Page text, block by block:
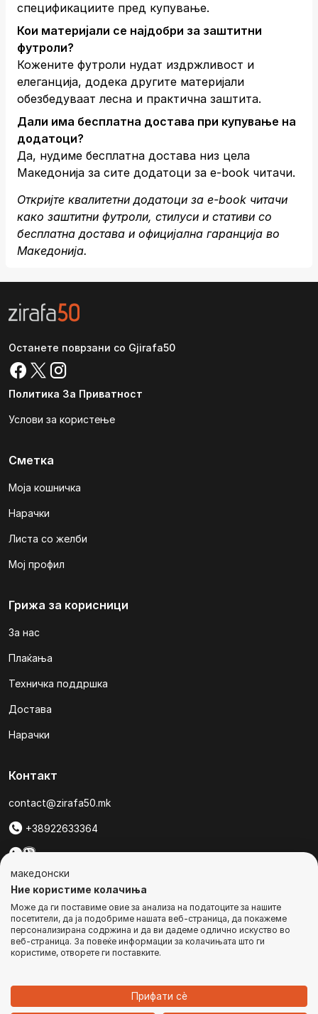
спецификациите пред купување.
Кои материјали се најдобри за заштитни
футроли?
Кожените футроли нудат издржливост и
елеганција, додека другите материјали
обезбедуваат лесна и практична заштита.
Дали има бесплатна достава при купување на
додатоци?
Да, нудиме бесплатна достава низ цела
Македонија за сите додатоци за е-book читачи.
Откријте квалитетни додатоци за е-book читачи
како заштитни футроли, стилуси и стативи со
бесплатна достава и официјална гаранција во
Македонија.
Останете поврзани со Gjirafa50
Политика За Приватност
Услови за користење
Сметка
Моја кошничка
Нарачки
Листа со желби
Мој профил
Грижа за корисници
За нас
Плаќања
Техничка поддршка
Достава
Нарачки
Контакт
contact@zirafa50.mk
+38922633364
b2b@zirafa50.mk
Jадранска Магистрала 86, Skopje, North Macedonia
© Сите права се задржани
македонски
Ние користиме колачиња
Може да ги поставиме овие за анализа на податоците за нашите
посетители, да ја подобриме нашата веб-страница, да покажеме
персонализирана содржина и да ви дадеме одлично искуство во
веб-страница. За повеќе информации за колачињата што ги
користиме, отворете ги поставките.
Прифати сѐ